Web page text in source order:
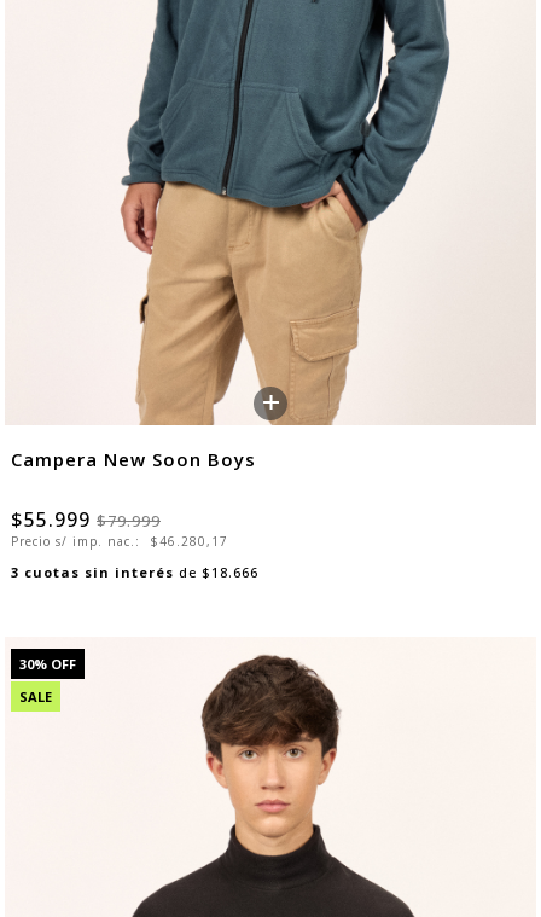
+
Campera New Soon Boys
$55.999 $79.999
Precio s/ imp. nac.: $46.280,17
3 cuotas sin interés de $18.666
30% OFF
SALE